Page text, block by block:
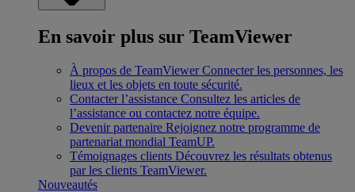
En savoir plus sur TeamViewer
À propos de TeamViewer Connecter les personnes, les
lieux et les objets en toute sécurité.
Contacter l’assistance Consultez les articles de
l’assistance ou contactez notre équipe.
Devenir partenaire Rejoignez notre programme de
partenariat mondial TeamUP.
Témoignages clients Découvrez les résultats obtenus
par les clients TeamViewer.
Nouveautés